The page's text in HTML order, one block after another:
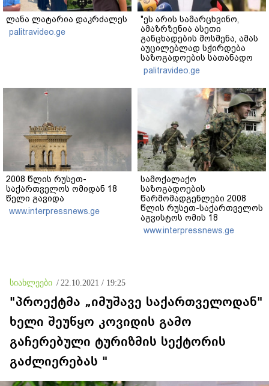
ლანა ლატარია დაკრძალეს
palitravideo.ge
"ეს არის სამარცხვინო,
ამაზრზენია ასეთი
განცხადების მოსმენა, ამას
აუცილებლად სჭირდება
საზოგადოების სათანადო
რეაქცია" - ირაკლი
კობახიძე
palitravideo.ge
2008 წლის რუსეთ-
საქართველოს ომიდან 18
წელი გავიდა
www.interpressnews.ge
სამოქალაქო
საზოგადოების
წარმომადგენლები 2008
წლის რუსეთ-საქართველოს
აგვისტოს ომის 18
წლისთავთან
დაკავშირებით ერთობლივ
www.interpressnews.ge
სიახლეები / 22.10.2021 / 19:25
"პროექტმა „იმუშავე საქართველოდან"
ხელი შეუწყო კოვიდის გამო
გაჩერებული ტურიზმის სექტორის
გაძლიერებას "